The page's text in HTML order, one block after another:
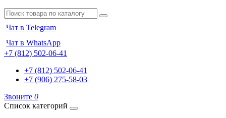
Чат в Telegram
Чат в WhatsApp
+7 (812) 502-06-41
+7 (812) 502-06-41
+7 (906) 275-58-03
Звоните 0
Список категорий